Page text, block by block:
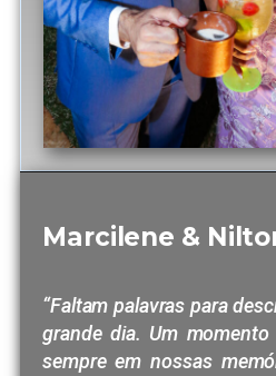
Marcilene &
“Faltam palavras para
grande dia. Um
sempre em nossas